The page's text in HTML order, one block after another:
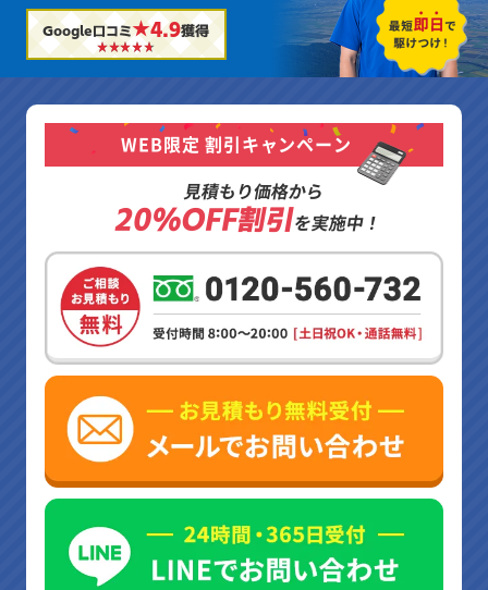
Google口コミ★4.9獲得
WEB限定 割引キャンペーン
見積もり価格から
20%OFF割引を実施中！